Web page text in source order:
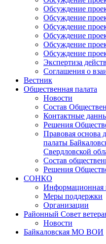
Обсуждение
Обсуждение
Обсуждение
Обсуждение
Обсуждение
Обсуждение
Экспертиза
Соглашения о
Вестник
Общественная палата
Новости
Состав
Контактные
Решения
Правовая основа
палаты
Свердловской
Состав
Решения
СОНКО
Информационная
Меры поддержки
Организации
Районный Совет
Новости
Байкаловская МО ВОИ